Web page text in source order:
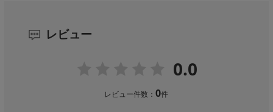
レビュー
0.0
レビュー件数：0件